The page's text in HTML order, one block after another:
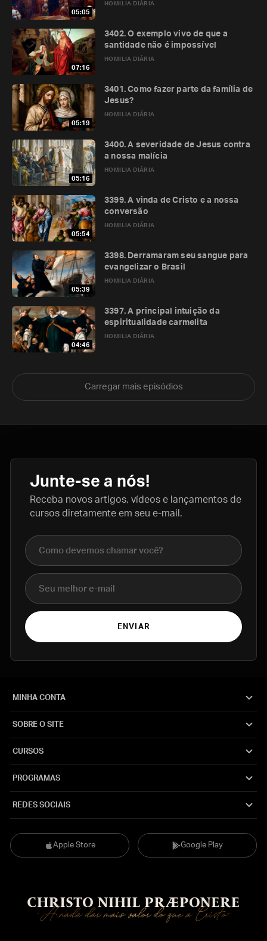
05:05
HOMILIA DIÁRIA
07:16
HOMILIA DIÁRIA
3402. O exemplo vivo de que a
santidade não é impossível
05:19
HOMILIA DIÁRIA
3401. Como fazer parte da família de
Jesus?
05:16
HOMILIA DIÁRIA
3400. A severidade de Jesus contra
a nossa malícia
05:54
HOMILIA DIÁRIA
3399. A vinda de Cristo e a nossa
conversão
05:39
HOMILIA DIÁRIA
3398. Derramaram seu sangue para
evangelizar o Brasil
04:46
HOMILIA DIÁRIA
3397. A principal intuição da
espiritualidade carmelita
Carregar mais episódios
Junte-se a nós!
Receba novos artigos, vídeos e lançamentos de
cursos diretamente em seu e-mail.
Nome completo
E-mail
ENVIAR
Apple Store Google Play
MINHA CONTA
SOBRE O SITE
CURSOS
PROGRAMAS
REDES SOCIAIS